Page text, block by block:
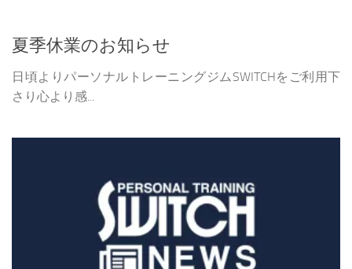
夏季休業のお知らせ
日頃よりパーソナルトレーニングジムSWITCHをご利用下
さり心より感...